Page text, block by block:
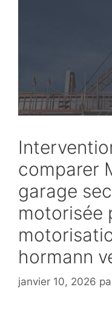
comparer
garage
motorisée
hormann
janvier 10, 2026